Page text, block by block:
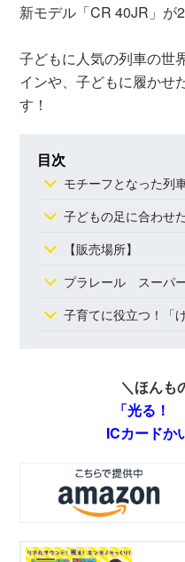
新モデル「CR 40JR」が
子どもに人気の列車の世
インや、子どもに履かせ
す！
目次
モチーフとなった列
子どもの足に合わせ
【販売場所】
プラレール スーパ
子育てに役立つ！「
＼ほんも
「光る！
ICカードか